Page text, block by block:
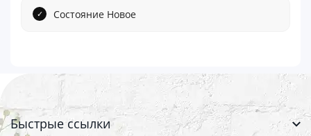
Состояние Новое
Быстрые ссылки